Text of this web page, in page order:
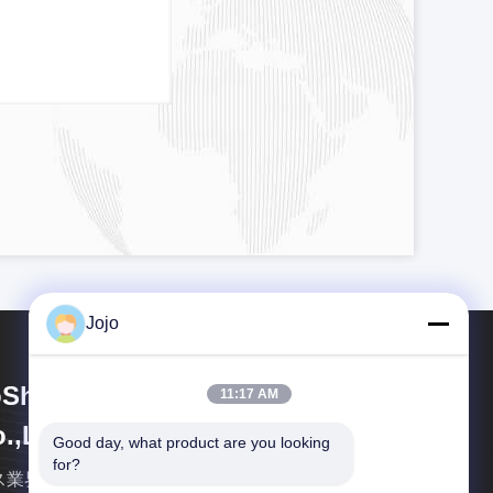
Energy & Technology
業界で世界トップの 統合企業です
Jojo
11:17 AM
Good day, what product are you looking
for?